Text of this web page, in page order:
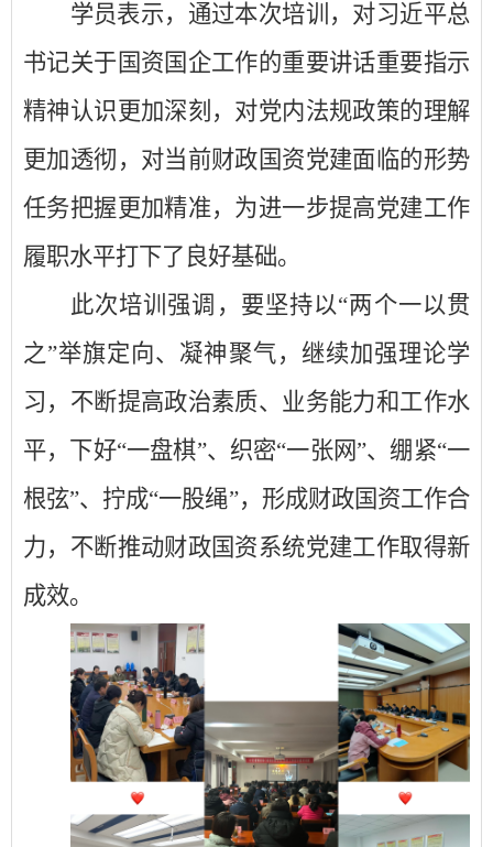
学员表示，通过本次培训，对习近平总
书记关于国资国企工作的重要讲话重要指示
精神认识更加深刻，对党内法规政策的理解
更加透彻，对当前财政国资党建面临的形势
任务把握更加精准，为进一步提高党建工作
履职水平打下了良好基础。
此次培训强调，要坚持以“两个一以贯
之”举旗定向、凝神聚气，继续加强理论学
习，不断提高政治素质、业务能力和工作水
平，下好“一盘棋”、织密“一张网”、绷紧“一
根弦”、拧成“一股绳”，形成财政国资工作合
力，不断推动财政国资系统党建工作取得新
成效。